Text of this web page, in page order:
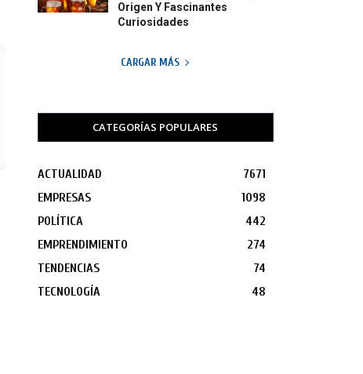
Origen Y Fascinantes
Curiosidades
CARGAR MÁS
CATEGORÍAS POPULARES
ACTUALIDAD
7671
EMPRESAS
1098
POLÍTICA
442
EMPRENDIMIENTO
274
TENDENCIAS
74
TECNOLOGÍA
48